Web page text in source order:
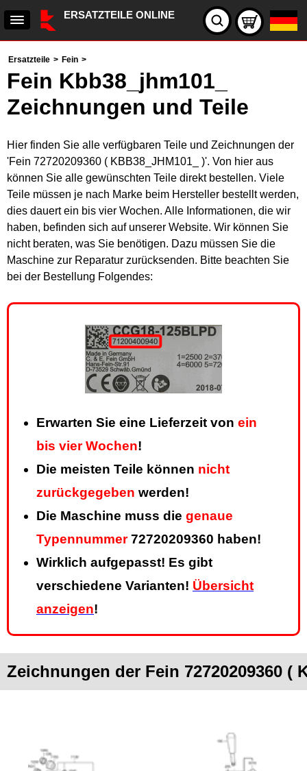
ERSATZTEILE ONLINE
Ersatzteile > Fein >
Fein Kbb38_jhm101_
Zeichnungen und Teile
Hier finden Sie alle verfügbaren Teile und Zeichnungen der
'Fein 72720209360 ( KBB38_JHM101_ )'. Von hier aus
können Sie alle gewünschten Teile direkt bestellen. Viele
Teile müssen je nach Marke beim Hersteller bestellt werden,
dies dauert ein bis vier Wochen. Alle Informationen, die wir
haben, befinden sich auf unserer Website. Wir können Sie
nicht beraten, was Sie benötigen. Dazu müssen Sie die
Maschine zur Reparatur zurücksenden. Bitte beachten Sie
bei der Bestellung Folgendes:
Erwarten Sie eine Lieferzeit von ein
bis vier Wochen!
Die meisten Teile können nicht
zurückgegeben werden!
Die Maschine muss die genaue
Typennummer72720209360 haben!
Wirklich aufgepasst! Es gibt
verschiedene Varianten! Übersicht
anzeigen!
Zeichnungen der Fein 72720209360 (